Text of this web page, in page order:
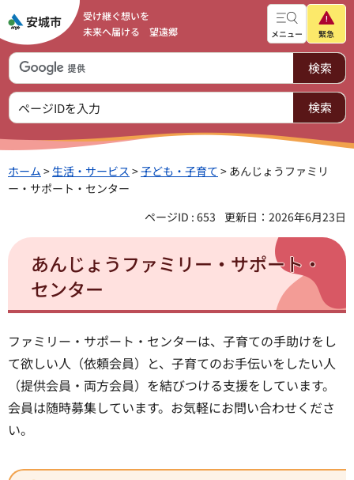
受け継ぐ想いを
未来へ届ける 望遠郷
メニュー 緊急
ホーム > 生活・サービス >子ども・子育て > あんじょうファミリ
ー・サポート・センター
ページID : 653
更新日：2026年6月23日
あんじょうファミリー・サポート・
センター
ファミリー・サポート・センターは、子育ての手助けをし
て欲しい人（依頼会員）と、子育てのお手伝いをしたい人
（提供会員・両方会員）を結びつける支援をしています。
会員は随時募集しています。お気軽にお問い合わせくださ
い。